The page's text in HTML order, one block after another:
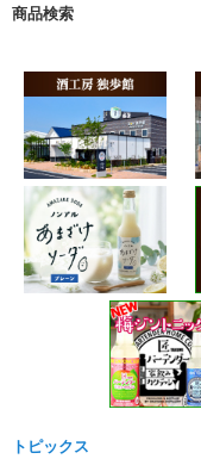
商品検索
トピックス